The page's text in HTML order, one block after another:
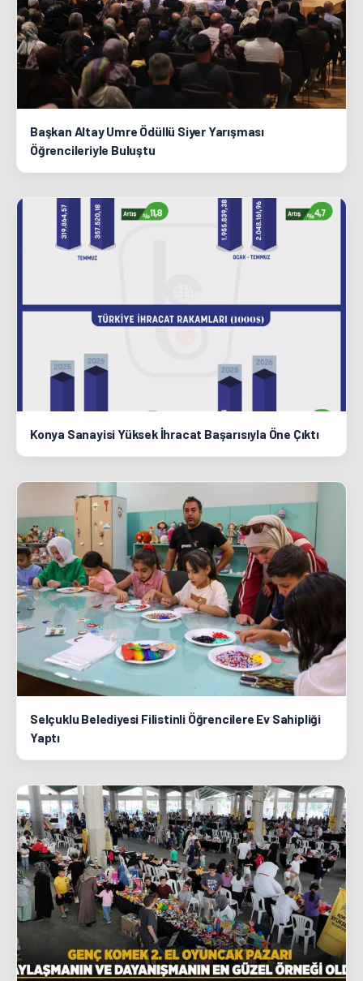
Başkan Altay Umre Ödüllü Siyer Yarışması
Öğrencileriyle Buluştu
Konya Sanayisi Yüksek İhracat Başarısıyla Öne Çıktı
Selçuklu Belediyesi Filistinli Öğrencilere Ev Sahipliği
Yaptı